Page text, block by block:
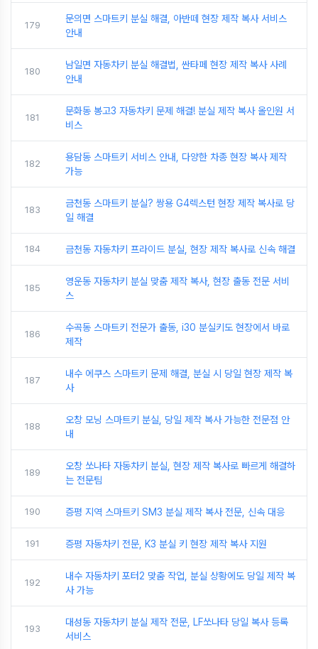
179
문의면 스마트키 분실 해결, 아반떼 현장 제작 복사 서비스
안내
180
남일면 자동차키 분실 해결법, 싼타페 현장 제작 복사 사례
안내
181
문화동 봉고3 자동차키 문제 해결! 분실 제작 복사 올인원 서
비스
182
용담동 스마트키 서비스 안내, 다양한 차종 현장 복사 제작
가능
183
금천동 스마트키 분실? 쌍용 G4렉스턴 현장 제작 복사로 당
일 해결
184 금천동 자동차키 프라이드 분실, 현장 제작 복사로 신속 해결
185
영운동 자동차키 분실 맞춤 제작 복사, 현장 출동 전문 서비
스
186
수곡동 스마트키 전문가 출동, i30 분실키도 현장에서 바로
제작
187
내수 에쿠스 스마트키 문제 해결, 분실 시 당일 현장 제작 복
사
188
오창 모닝 스마트키 분실, 당일 제작 복사 가능한 전문점 안
내
189
오창 쏘나타 자동차키 분실, 현장 제작 복사로 빠르게 해결하
는 전문팀
190 증평 지역 스마트키 SM3 분실 제작 복사 전문, 신속 대응
191 증평 자동차키 전문, K3 분실 키 현장 제작 복사 지원
192
내수 자동차키 포터2 맞춤 작업, 분실 상황에도 당일 제작 복
사 가능
193
대성동 자동차키 분실 제작 전문, LF쏘나타 당일 복사 등록
서비스